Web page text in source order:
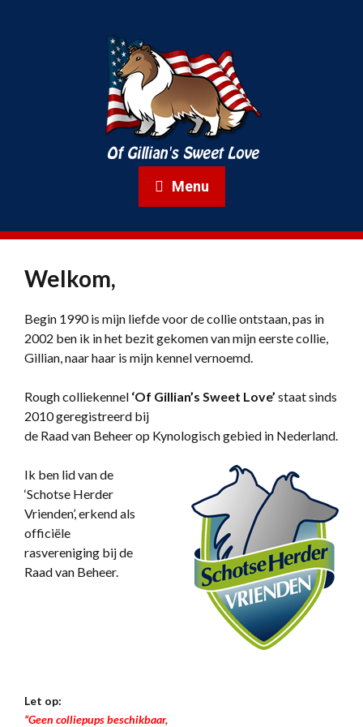
Menu
Welkom,
Begin 1990 is mijn liefde voor de collie ontstaan, pas in
2002 ben ik in het bezit gekomen van mijn eerste collie,
Gillian, naar haar is mijn kennel vernoemd.
Rough colliekennel ‘Of Gillian’s Sweet Love’ staat sinds
2010 geregistreerd bij
de Raad van Beheer op Kynologisch gebied in Nederland.
Ik ben lid van de
‘Schotse Herder
Vrienden’, erkend als
officiële
rasvereniging bij de
Raad van Beheer.
Let op:
“Geen colliepups beschikbaar,